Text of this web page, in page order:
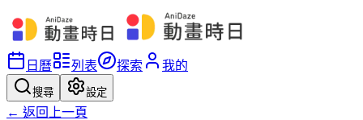
日曆 列表 探索 我的
搜尋 設定
← 返回上一頁